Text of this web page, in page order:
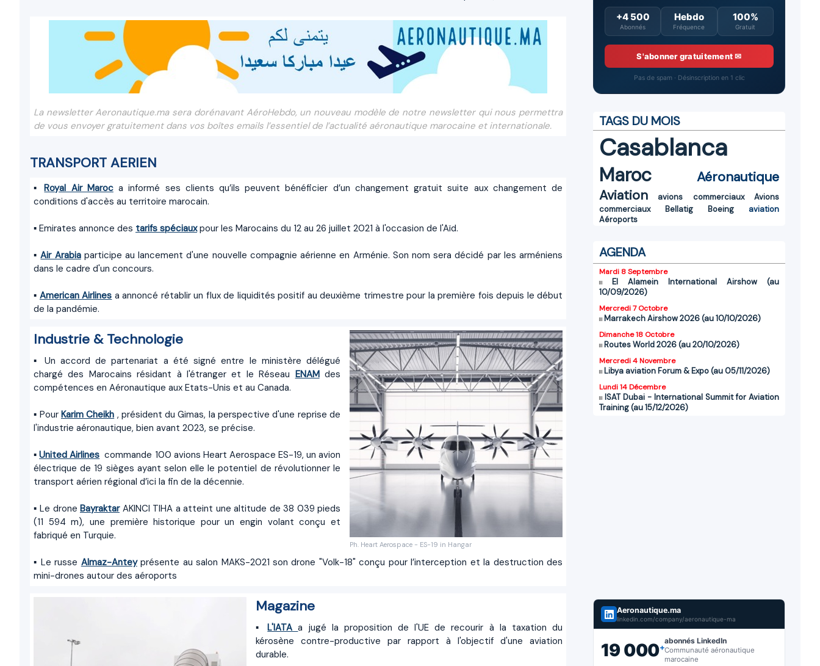
La newsletter Aeronautique.ma sera dorénavant AéroHebdo, un nouveau modèle de notre newsletter qui nous permettra
de vous envoyer gratuitement dans vos boîtes emails l’essentiel de l’actualité aéronautique marocaine et internationale.
TRANSPORT AERIEN
▪Royal Air Maroca informé ses clients qu’ils peuvent bénéficier d’un changement gratuit suite aux changement de
conditions d'accès au territoire marocain.
▪ Emirates annonce des tarifs spéciauxpour les Marocains du 12 au 26 juillet 2021 à l'occasion de l'Aïd.
▪Air Arabiaparticipe au lancement d'une nouvelle compagnie aérienne en Arménie. Son nom sera décidé par les arméniens
dans le cadre d'un concours.
▪ American Airlines a annoncé rétablir un flux de liquidités positif au deuxième trimestre pour la première fois depuis le début
de la pandémie.
Ph. Heart Aerospace - ES-19 in Hangar
Industrie & Technologie
▪ Un accord de partenariat a été signé entre le ministère délégué
chargé des Marocains résidant à l'étranger et le Réseau ENAMdes
compétences en Aéronautique aux Etats-Unis et au Canada.
▪ Pour Karim Cheikh , président du Gimas, la perspective d'une reprise de
l'industrie aéronautique, bien avant 2023, se précise.
▪United Airlines commande 100 avions Heart Aerospace ES-19, un avion
électrique de 19 sièges ayant selon elle le potentiel de révolutionner le
transport aérien régional d’ici la fin de la décennie.
▪ Le drone BayraktarAKINCI TIHA a atteint une altitude de 38 039 pieds
(11 594 m), une première historique pour un engin volant conçu et
fabriqué en Turquie.
▪ Le russe Almaz-Antey présente au salon MAKS-2021 son drone "Volk-18" conçu pour l’interception et la destruction des
mini-drones autour des aéroports
Magazine
▪L'IATAa jugé la proposition de l'UE de recourir à la taxation du
kérosène contre-productive par rapport à l'objectif d'une aviation
durable.
+4 500
Abonnés
Hebdo
Fréquence
100%
Gratuit
S'abonner gratuitement ✉
Pas de spam · Désinscription en 1 clic
TAGS DU MOIS
Casablanca
Maroc
Aéronautique
Aviation
avions commerciaux
Avions
commerciaux
Bellatig Boeing
aviation
Aéroports
AGENDA
Mardi 8 Septembre
El Alamein International Airshow (au
10/09/2026)
Mercredi 7 Octobre
Marrakech Airshow 2026 (au 10/10/2026)
Dimanche 18 Octobre
Routes World 2026 (au 20/10/2026)
Mercredi 4 Novembre
Libya aviation Forum & Expo (au 05/11/2026)
Lundi 14 Décembre
ISAT Dubai - International Summit for Aviation
Training (au 15/12/2026)
Aeronautique.ma
linkedin.com/company/aeronautique-ma
19 000+
abonnés LinkedIn
Communauté aéronautique
marocaine